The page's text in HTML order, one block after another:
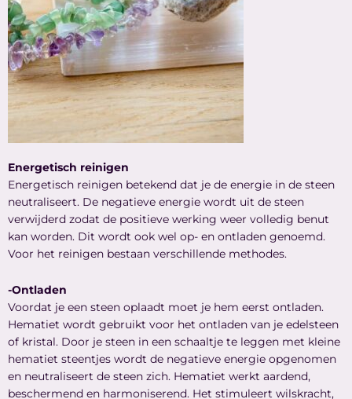
Energetisch reinigen
Energetisch reinigen betekend dat je de energie in de steen
neutraliseert. De negatieve energie wordt uit de steen
verwijderd zodat de positieve werking weer volledig benut
kan worden. Dit wordt ook wel op- en ontladen genoemd.
Voor het reinigen bestaan verschillende methodes.
-Ontladen
Voordat je een steen oplaadt moet je hem eerst ontladen.
Hematiet wordt gebruikt voor het ontladen van je edelsteen
of kristal. Door je steen in een schaaltje te leggen met kleine
hematiet steentjes wordt de negatieve energie opgenomen
en neutraliseert de steen zich. Hematiet werkt aardend,
beschermend en harmoniserend. Het stimuleert wilskracht,